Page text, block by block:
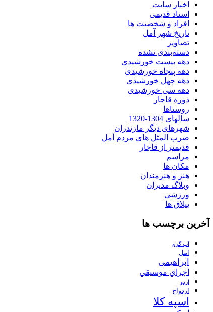
اخبار سایت
اسناد قدیمی
افراد و شخصیت ها
تاریخ شهر آمل
تصاویر
دسته‌بندی نشده
دهه بیست خورشیدی
دهه پنجاه خورشیدی
دهه چهل خورشیدی
دهه سی خورشیدی
دوره قاجار
روستاها
سالهای 1304-1320
شهرهای دیگر مازندران
ضرب المثل های مردم آمل
قدیمتر از قاجار
مراسم
مکان ها
هنر و هنرمندان
وبلاگ مدیران
ورزشی
ییلاق ها
آخرین برچسب ها
آب گرم
آمل
ابراهیمی
اجراي موسيقي
اردو
ازدواج
اسپه کلا